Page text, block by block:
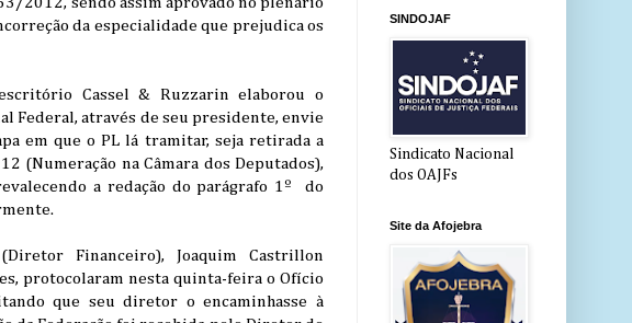
da especialidade que prejudica os
Cassel & Ruzzarin elaborou o
Federal, através de seu presidente, envie
em que o PL lá tramitar, seja retirada a
(Numeração na Câmara dos Deputados),
a redação do parágrafo 1º do
Financeiro), Joaquim Castrillon
protocolaram nesta quinta-feira o Ofício
que seu diretor o encaminhasse à
SINDOJAF
Sindicato Nacional
dos OAJFs
Site da Afojebra